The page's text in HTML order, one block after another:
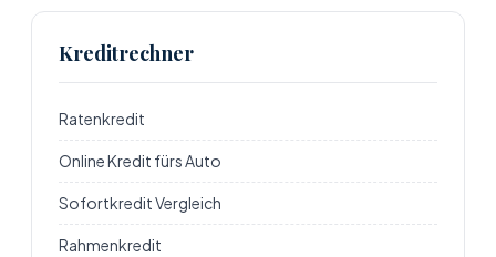
Kreditrechner
Ratenkredit
Online Kredit fürs Auto
Sofortkredit Vergleich
Rahmenkredit